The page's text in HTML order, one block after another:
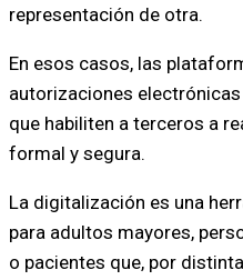
representación de otra.
En esos casos, las
autorizaciones
que habiliten a terceros a
formal y segura.
La digitalización es una
para adultos mayores,
o pacientes que, por